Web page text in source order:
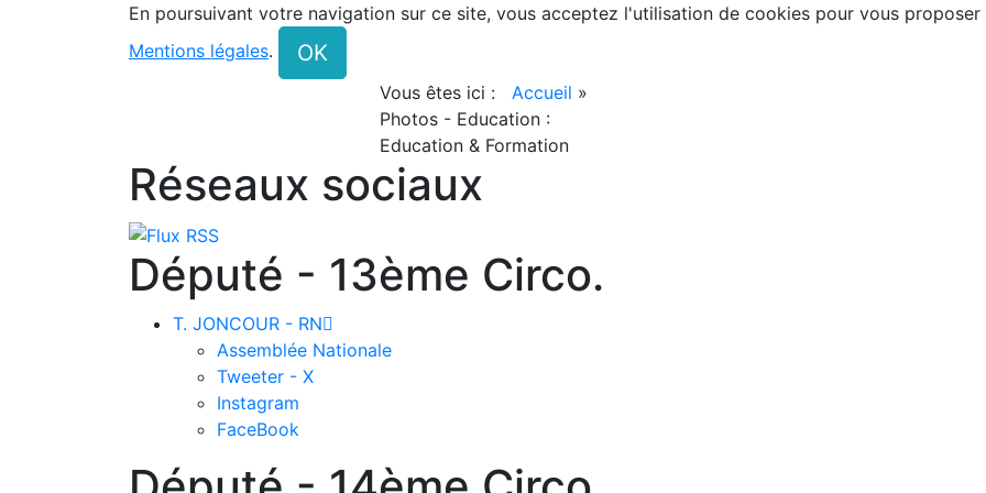
En poursuivant votre navigation sur ce site, vous acceptez l'utilisation de cookies pour vous
Mentions légales. OK
Vous êtes ici : Accueil »
Photos - Education :
Education & Formation
Réseaux sociaux
Député - 13ème Circo.
T. JONCOUR - RN
Assemblée Nationale
Tweeter - X
Instagram
FaceBook